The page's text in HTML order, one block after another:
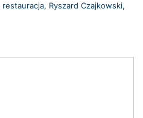
restauracja, Ryszard Czajkowski,